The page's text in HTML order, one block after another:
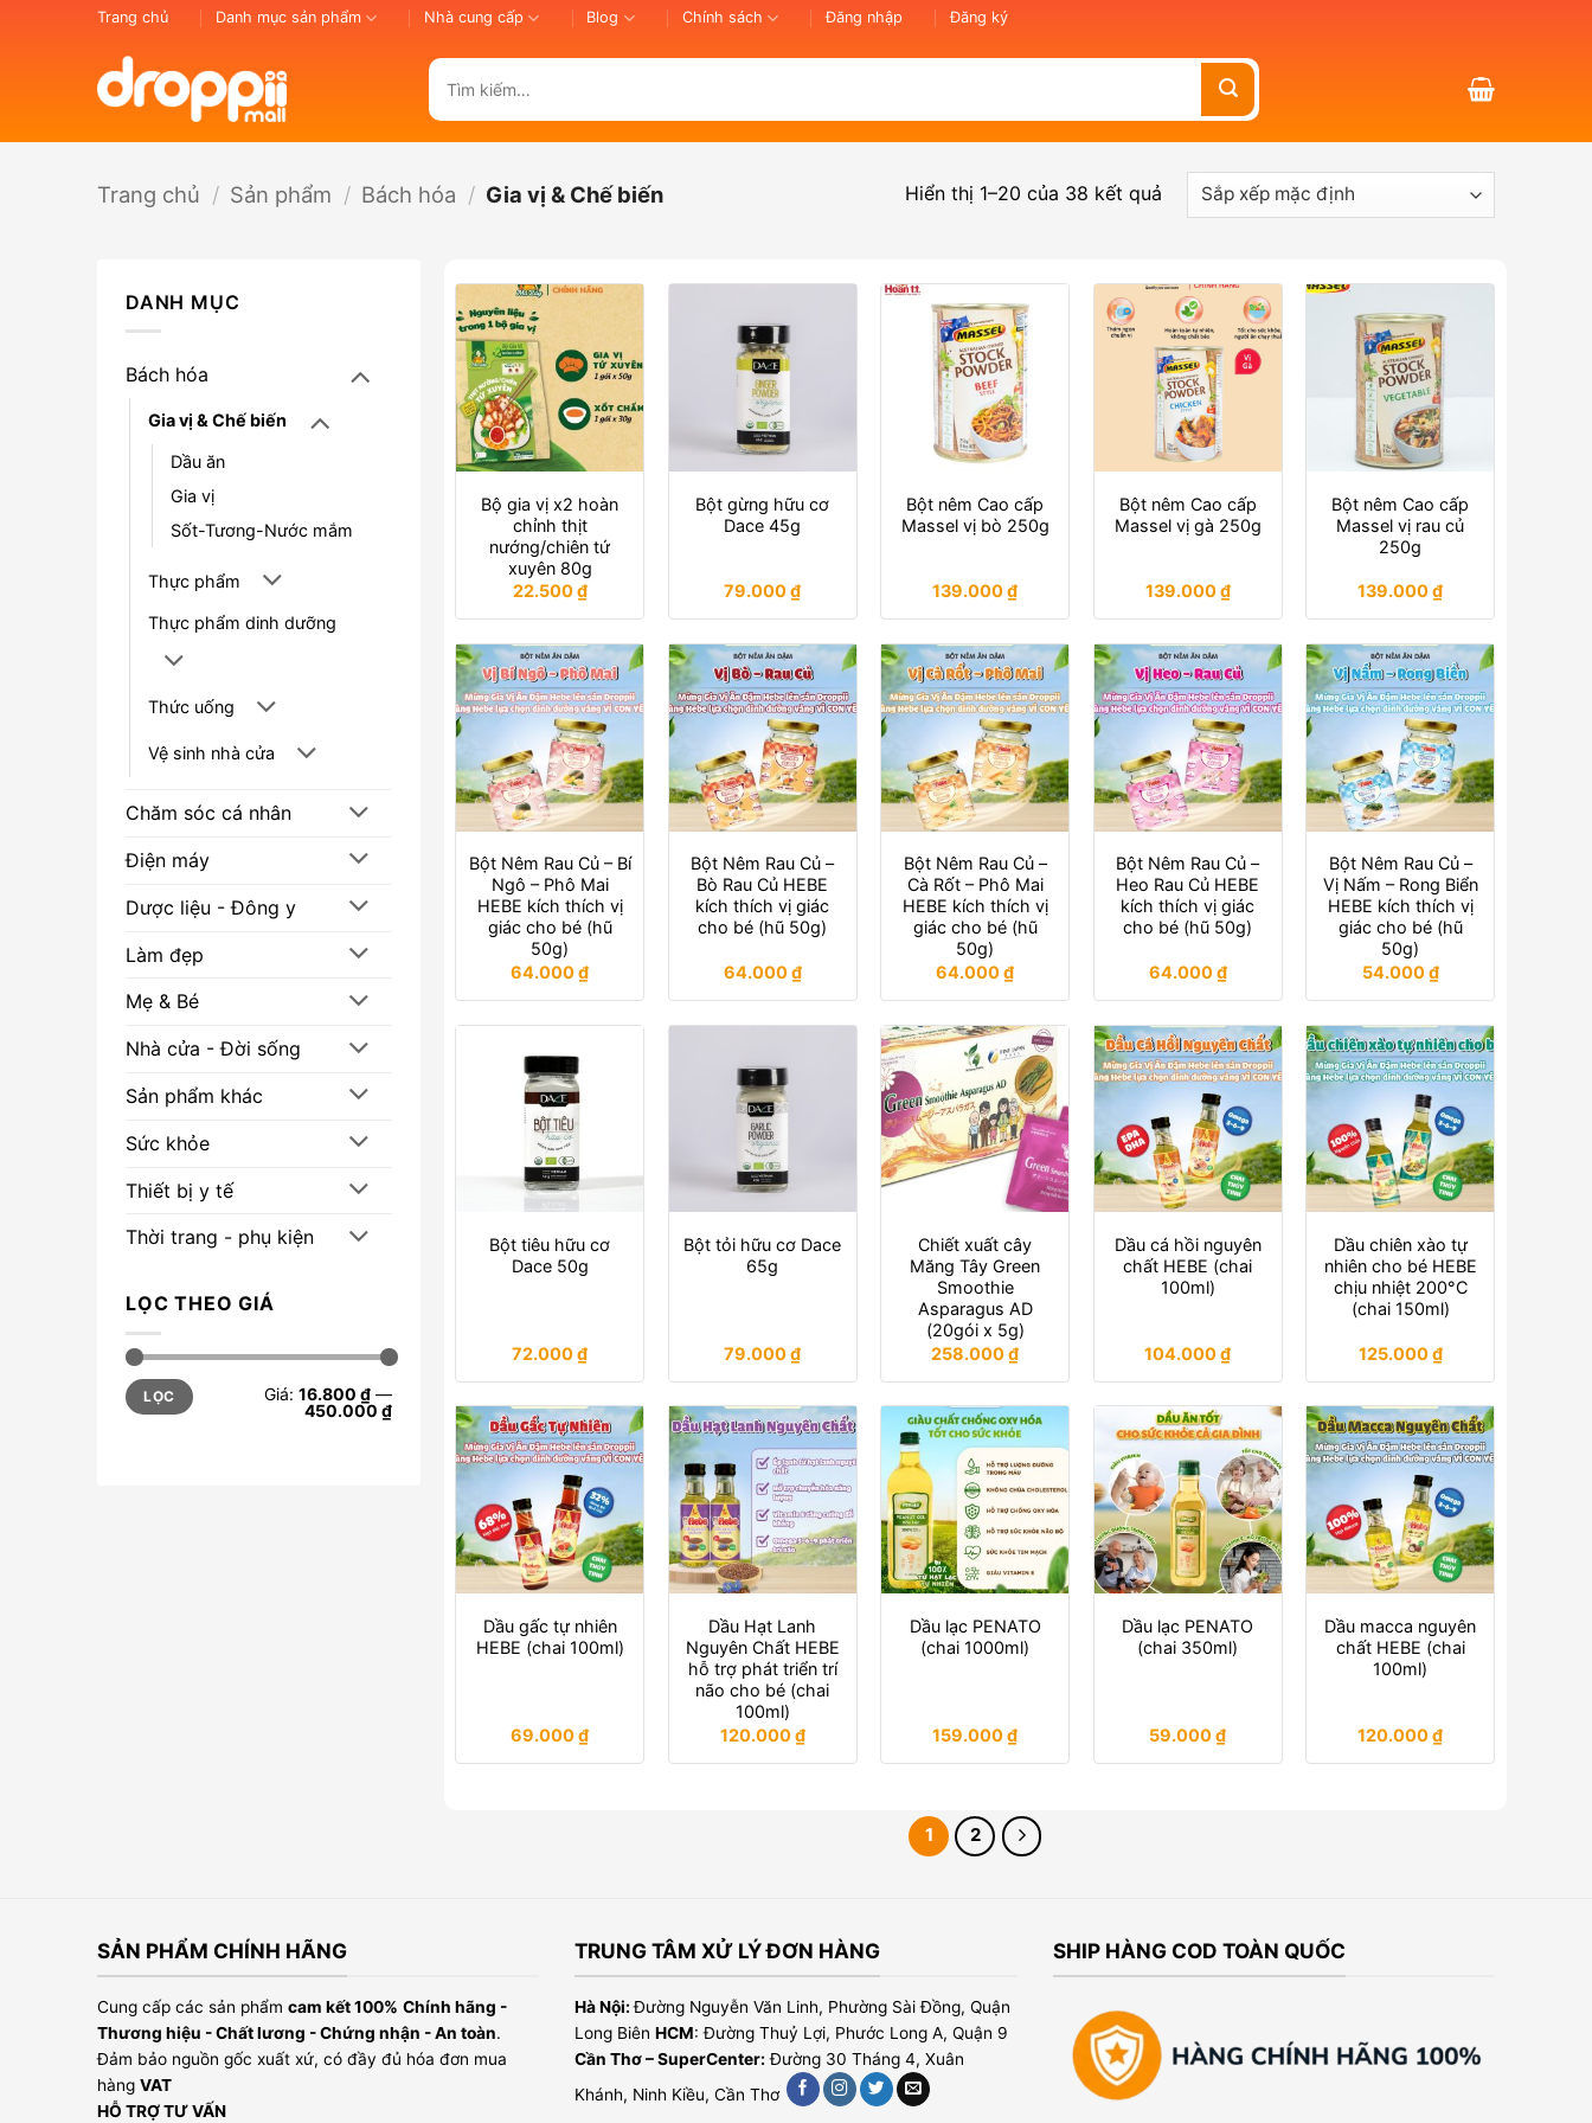
Trang chủ Danh mục sản phẩm Nhà cung cấp Blog Chính sách Đăng nhập Đăng ký
kiếm:
Trang chủ / Sản phẩm / Bách hóa / Gia vị & Chế biến Hiển thị 1–20 của 38 kết quả
DANH MỤC
Bách hóa
Gia vị & Chế biến
Dầu ăn
Gia vị
Sốt-Tương-Nước mắm
Thực phẩm
Thực phẩm dinh dưỡng
Thức uống
Vệ sinh nhà cửa
Chăm sóc cá nhân
Điện máy
Dược liệu - Đông y
Làm đẹp
Mẹ & Bé
Nhà cửa - Đời sống
Sản phẩm khác
Sức khỏe
Thiết bị y tế
Thời trang - phụ kiện
LỌC THEO GIÁ
Giá
tối
thiểu
Giá
tối
đa
LỌC Giá: 16.800 ₫—
450.000 ₫
Bộ gia vị x2 hoàn
chỉnh thịt
nướng/chiên tứ
xuyên 80g
22.500₫
Bột gừng hữu cơ
Dace 45g
79.000₫
Bột nêm Cao cấp
Massel vị bò 250g
139.000₫
Bột nêm Cao cấp
Massel vị gà 250g
139.000₫
Bột nêm Cao cấp
Massel vị rau củ
250g
139.000₫
Bột Nêm Rau Củ – Bí
Ngô – Phô Mai
HEBE kích thích vị
giác cho bé (hũ
50g)
64.000₫
Bột Nêm Rau Củ –
Bò Rau Củ HEBE
kích thích vị giác
cho bé (hũ 50g)
64.000₫
Bột Nêm Rau Củ –
Cà Rốt – Phô Mai
HEBE kích thích vị
giác cho bé (hũ
50g)
64.000₫
Bột Nêm Rau Củ –
Heo Rau Củ HEBE
kích thích vị giác
cho bé (hũ 50g)
64.000₫
Bột Nêm Rau Củ –
Vị Nấm – Rong Biển
HEBE kích thích vị
giác cho bé (hũ
50g)
54.000₫
Bột tiêu hữu cơ
Dace 50g
72.000₫
Bột tỏi hữu cơ Dace
65g
79.000₫
Chiết xuất cây
Măng Tây Green
Smoothie
Asparagus AD
(20gói x 5g)
258.000₫
Dầu cá hồi nguyên
chất HEBE (chai
100ml)
104.000₫
Dầu chiên xào tự
nhiên cho bé HEBE
chịu nhiệt 200°C
(chai 150ml)
125.000₫
Dầu gấc tự nhiên
HEBE (chai 100ml)
69.000₫
Dầu Hạt Lanh
Nguyên Chất HEBE
hỗ trợ phát triển trí
não cho bé (chai
100ml)
120.000₫
Dầu lạc PENATO
(chai 1000ml)
159.000₫
Dầu lạc PENATO
(chai 350ml)
59.000₫
Dầu macca nguyên
chất HEBE (chai
100ml)
120.000₫
1 2
SẢN PHẨM CHÍNH HÃNG
Cung cấp các sản phẩm cam kết 100% Chính hãng -
Thương hiệu - Chất lương - Chứng nhận - An toàn.
Đảm bảo nguồn gốc xuất xứ, có đầy đủ hóa đơn mua
hàng VAT
HỖ TRỢ TƯ VẤN
TRUNG TÂM XỬ LÝ ĐƠN HÀNG
Hà Nội:Đường Nguyễn Văn Linh, Phường Sài Đồng, Quận
Long BiênHCM: Đường Thuỷ Lợi, Phước Long A, Quận 9
Cần Thơ – SuperCenter: Đường 30 Tháng 4, Xuân
Khánh, Ninh Kiều, Cần Thơ
SHIP HÀNG COD TOÀN QUỐC